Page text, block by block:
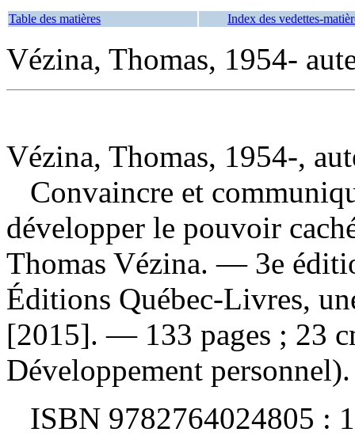
Table des matières Index des vedettes-
Vézina, Thomas, 1954-
Vézina, Thomas, 1954-,
Convaincre et
développer le pouvoir
Thomas Vézina. — 3e
Éditions Québec-Livres,
[2015]. — 133 pages ; 23
Développement personnel).
ISBN 9782764024805 :